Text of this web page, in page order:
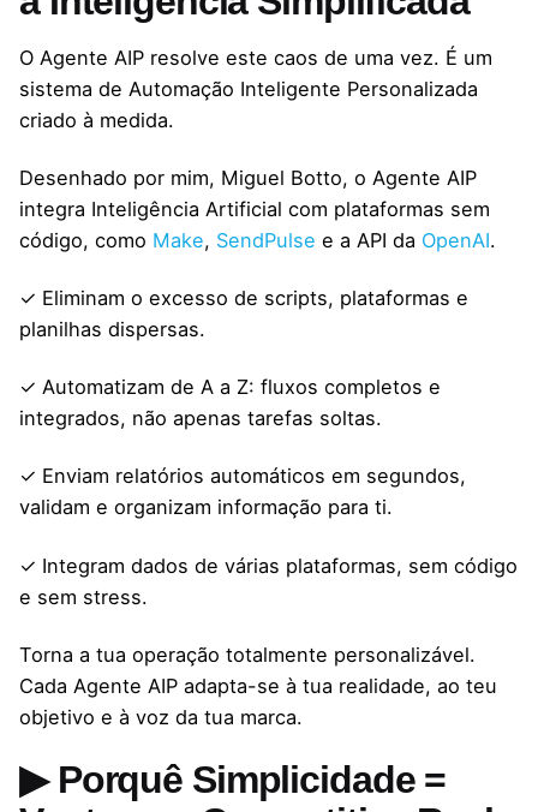
O Agente AIP resolve este caos de uma vez. É um
sistema de Automação Inteligente Personalizada
criado à medida.
Desenhado por mim, Miguel Botto, o Agente AIP
integra Inteligência Artificial com plataformas sem
código, como Make, SendPulse e a API da OpenAI.
✓ Eliminam o excesso de scripts, plataformas e
planilhas dispersas.
✓ Automatizam de A a Z: fluxos completos e
integrados, não apenas tarefas soltas.
✓ Enviam relatórios automáticos em segundos,
validam e organizam informação para ti.
✓ Integram dados de várias plataformas, sem código
e sem stress.
Torna a tua operação totalmente personalizável.
Cada Agente AIP adapta-se à tua realidade, ao teu
objetivo e à voz da tua marca.
▶ Porquê Simplicidade =